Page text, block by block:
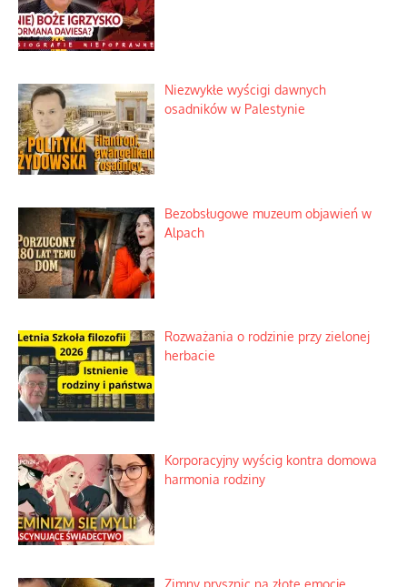
Niezwykłe wyścigi dawnych
osadników w Palestynie
Bezobsługowe muzeum objawień w
Alpach
Rozważania o rodzinie przy zielonej
herbacie
Korporacyjny wyścig kontra domowa
harmonia rodziny
Zimny prysznic na złote emocje